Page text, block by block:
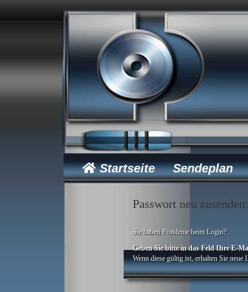
Startseite Sendeplan
Passwort neu zusenden:
Sie haben Probleme beim Login?
Geben Sie bitte in das Feld Ihre E-
Wenn diese gültig ist, erhalten Sie neue